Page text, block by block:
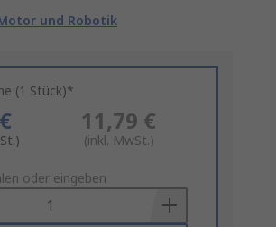
und Robotik
(1 Stück)*
11,79 €
(inkl. MwSt.)
oder eingeben